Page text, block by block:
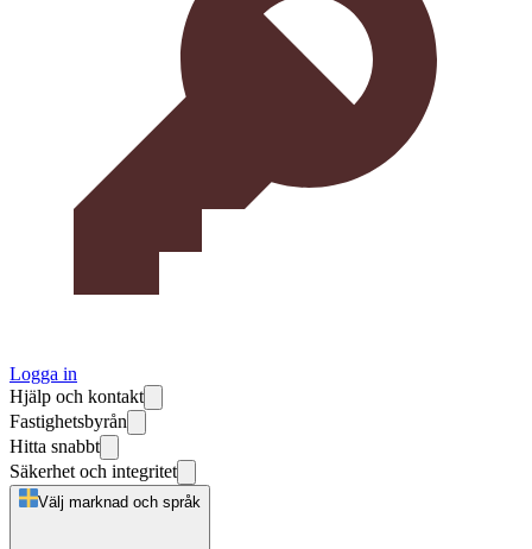
Logga in
Hjälp och kontakt
Fastighetsbyrån
Hitta snabbt
Säkerhet och integritet
Välj marknad och språk